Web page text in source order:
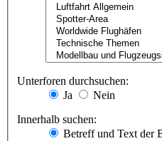
Unterforen durchsuchen:
Ja
Nein
Innerhalb suchen:
Betreff und Text der